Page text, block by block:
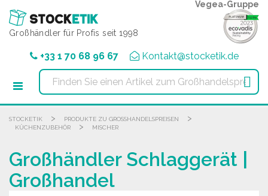
Großhändler für Profis seit 1998
Vegea-Gruppe
+33 1 70 68 96 67 Kontakt@stocketik.de

STOCKETIK > PRODUKTE ZU GROSSHANDELSPREISEN >
KÜCHENZUBEHÖR > MISCHER
Großhändler Schlaggerät |
Großhandel